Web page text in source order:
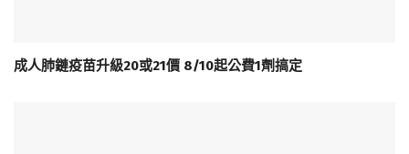
成人肺鏈疫苗升級20或21價 8/10起公費1劑搞定